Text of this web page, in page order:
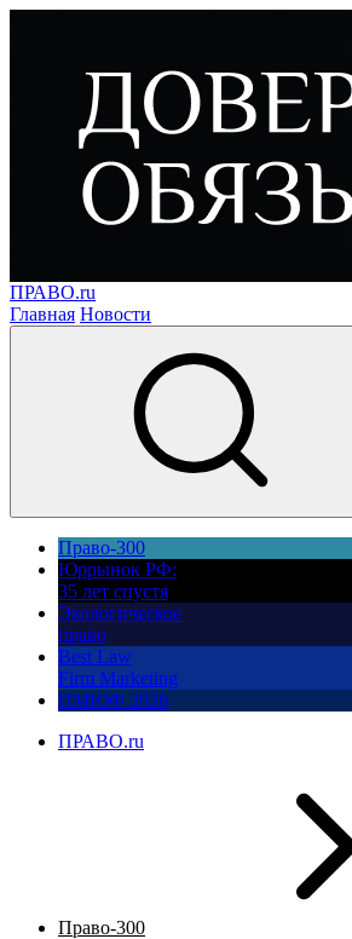
ПРАВО.ru
Главная Новости
Право-300
Юррынок РФ:
35 лет спустя
Экологическое
право
Best Law
Firm Marketing
ПМЮФ 2026
ПРАВО.ru
Право-300